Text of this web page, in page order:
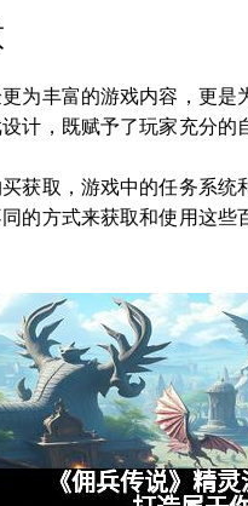
为丰富的游戏内容，更
计，既赋予了玩家充分的
获取，游戏中的任务系
的方式来获取和使用这